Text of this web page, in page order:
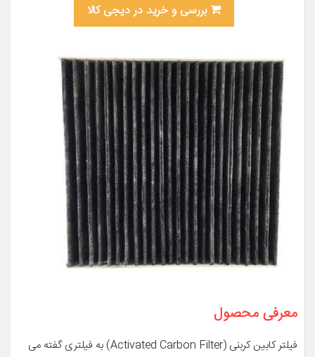
بررسی و خرید در دیجی کالا
معرفی محصول
فیلتر کابین کربنی (Activated Carbon Filter) به فیلتری گفته می